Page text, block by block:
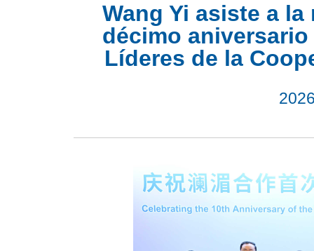
Wang Yi asiste a
décimo
Líderes de la